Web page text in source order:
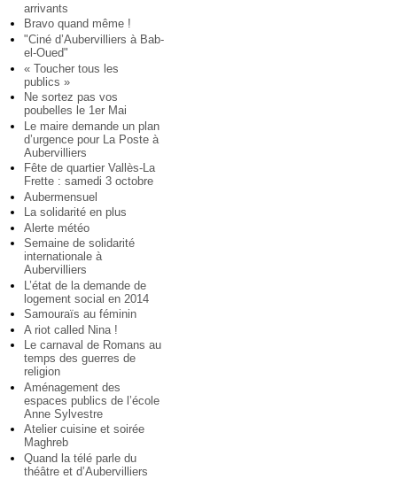
arrivants
Bravo quand même !
"Ciné d’Aubervilliers à Bab-
el-Oued"
« Toucher tous les
publics »
Ne sortez pas vos
poubelles le 1er Mai
Le maire demande un plan
d’urgence pour La Poste à
Aubervilliers
Fête de quartier Vallès-La
Frette : samedi 3 octobre
Aubermensuel
La solidarité en plus
Alerte météo
Semaine de solidarité
internationale à
Aubervilliers
L’état de la demande de
logement social en 2014
Samouraïs au féminin
A riot called Nina !
Le carnaval de Romans au
temps des guerres de
religion
Aménagement des
espaces publics de l’école
Anne Sylvestre
Atelier cuisine et soirée
Maghreb
Quand la télé parle du
théâtre et d’Aubervilliers